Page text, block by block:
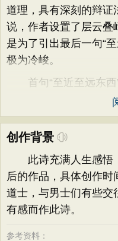
道理，具有深刻的辩证
说，作者设置了层云叠
是为了引出最后一句“
极为冷峻。
首句“至近至远东西
创作背景
此诗充满人生感悟
后的作品，具体创作
道士，与男士们有些交
有感而作此诗。
参考资料：